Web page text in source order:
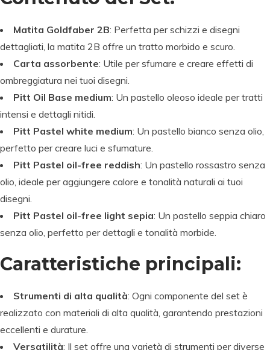
Matita Goldfaber 2B: Perfetta per schizzi e disegni
dettagliati, la matita 2B offre un tratto morbido e scuro.
Carta assorbente: Utile per sfumare e creare effetti di
ombreggiatura nei tuoi disegni.
Pitt Oil Base medium: Un pastello oleoso ideale per tratti
intensi e dettagli nitidi.
Pitt Pastel white medium: Un pastello bianco senza olio,
perfetto per creare luci e sfumature.
Pitt Pastel oil-free reddish: Un pastello rossastro senza
olio, ideale per aggiungere calore e tonalità naturali ai tuoi
disegni.
Pitt Pastel oil-free light sepia: Un pastello seppia chiaro
senza olio, perfetto per dettagli e tonalità morbide.
Caratteristiche principali:
Strumenti di alta qualità: Ogni componente del set è
realizzato con materiali di alta qualità, garantendo prestazioni
eccellenti e durature.
Versatilità: Il set offre una varietà di strumenti per diverse